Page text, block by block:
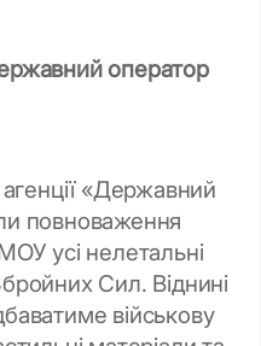
оператор
«Державний
повноваження
усі нелетальні
Сил. Віднині
військову